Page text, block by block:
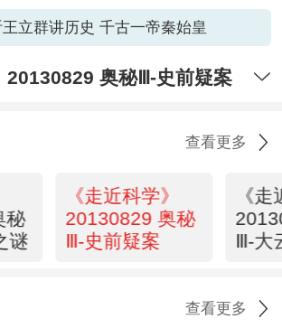
王立群讲历史 千古一帝秦始皇
20130829 奥秘Ⅲ-史前疑案
查看更多
秘
谜
《走近科学》
20130829 奥秘
Ⅲ-史前疑案
《
Ⅲ-大
查看更多